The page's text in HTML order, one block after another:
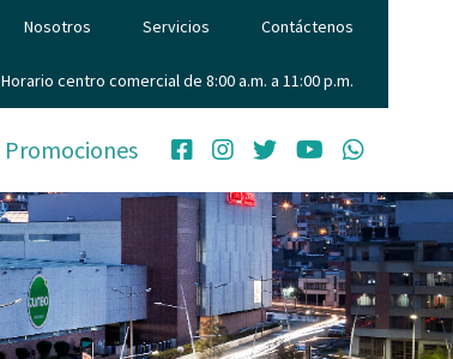
Nosotros Servicios Contáctenos
Horario centro comercial de 8:00 a.m. a 11:00 p.m.
Promociones